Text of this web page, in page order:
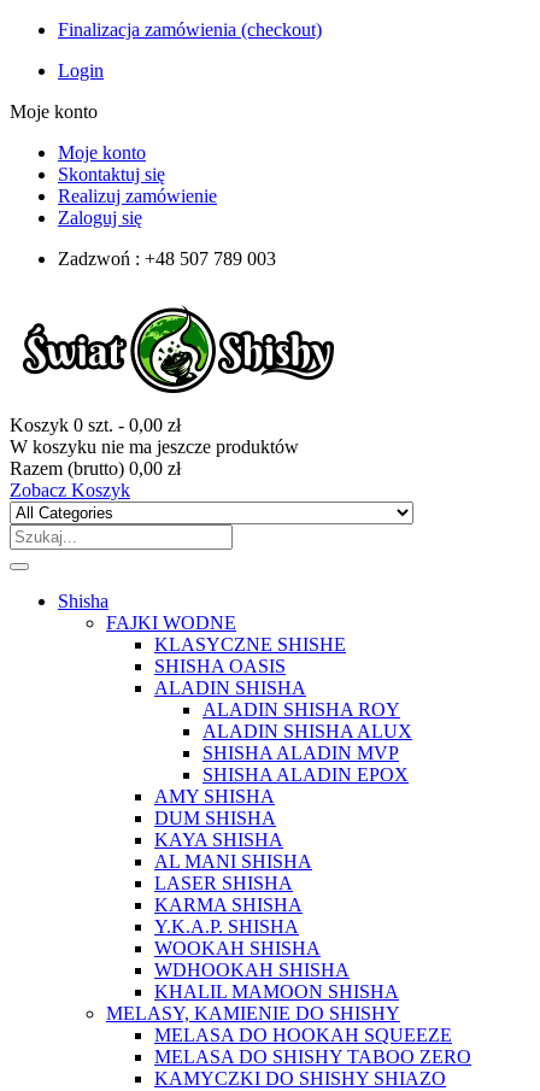
Finalizacja zamówienia (checkout)
Login
Moje konto
Moje konto
Skontaktuj się
Realizuj zamówienie
Zaloguj się
Zadzwoń : +48 507 789 003
Koszyk 0 szt. - 0,00 zł
W koszyku nie ma jeszcze produktów
Razem (brutto) 0,00 zł
Zobacz Koszyk
Shisha
FAJKI WODNE
KLASYCZNE SHISHE
SHISHA OASIS
ALADIN SHISHA
ALADIN SHISHA ROY
ALADIN SHISHA ALUX
SHISHA ALADIN MVP
SHISHA ALADIN EPOX
AMY SHISHA
DUM SHISHA
KAYA SHISHA
AL MANI SHISHA
LASER SHISHA
KARMA SHISHA
Y.K.A.P. SHISHA
WOOKAH SHISHA
WDHOOKAH SHISHA
KHALIL MAMOON SHISHA
MELASY, KAMIENIE DO SHISHY
MELASA DO HOOKAH SQUEEZE
MELASA DO SHISHY TABOO ZERO
KAMYCZKI DO SHISHY SHIAZO